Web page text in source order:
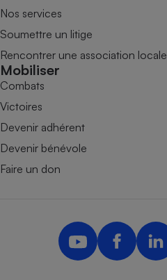
Nos services
Soumettre un litige
Rencontrer une association locale
Mobiliser
Combats
Victoires
Devenir adhérent
Devenir bénévole
Faire un don